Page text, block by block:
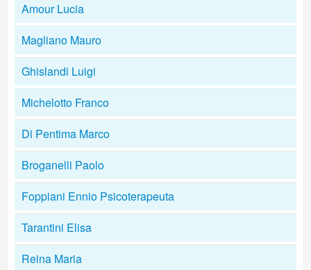
Amour Lucia
Magliano Mauro
Ghislandi Luigi
Michelotto Franco
Di Pentima Marco
Broganelli Paolo
Foppiani Ennio Psicoterapeuta
Tarantini Elisa
Reina Maria